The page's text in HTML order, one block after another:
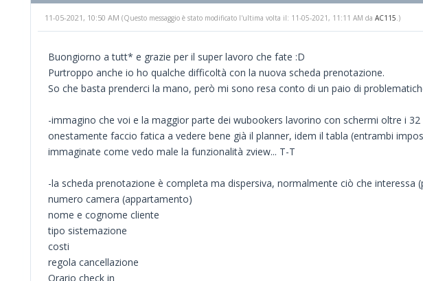
11-05-2021, 10:50 AM (Questo messaggio è stato modificato l'ultima volta il: 11-05-2021, 11:11 AM da AC115.)
Buongiorno a tutt* e grazie per il super lavoro che fate :D
Purtroppo anche io ho qualche difficoltà con la nuova scheda prenotazione.
So che basta prenderci la mano, però mi sono resa conto di un paio di
-immagino che voi e la maggior parte dei wubookers lavorino con schermi oltre i
onestamente faccio fatica a vedere bene già il planner, idem il tabla (entrambi
immaginate come vedo male la funzionalità zview... T-T
-la scheda prenotazione è completa ma dispersiva, normalmente ciò che interessa
numero camera (appartamento)
nome e cognome cliente
tipo sistemazione
costi
regola cancellazione
Orario check in